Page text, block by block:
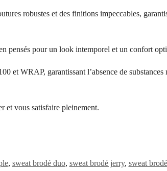
robustes et des finitions impeccables,
pensés pour un look intemporel et un confort
WRAP, garantissant l’absence de substances
et vous satisfaire pleinement.
, sweat brodé duo, sweat brodé jerry, sweat